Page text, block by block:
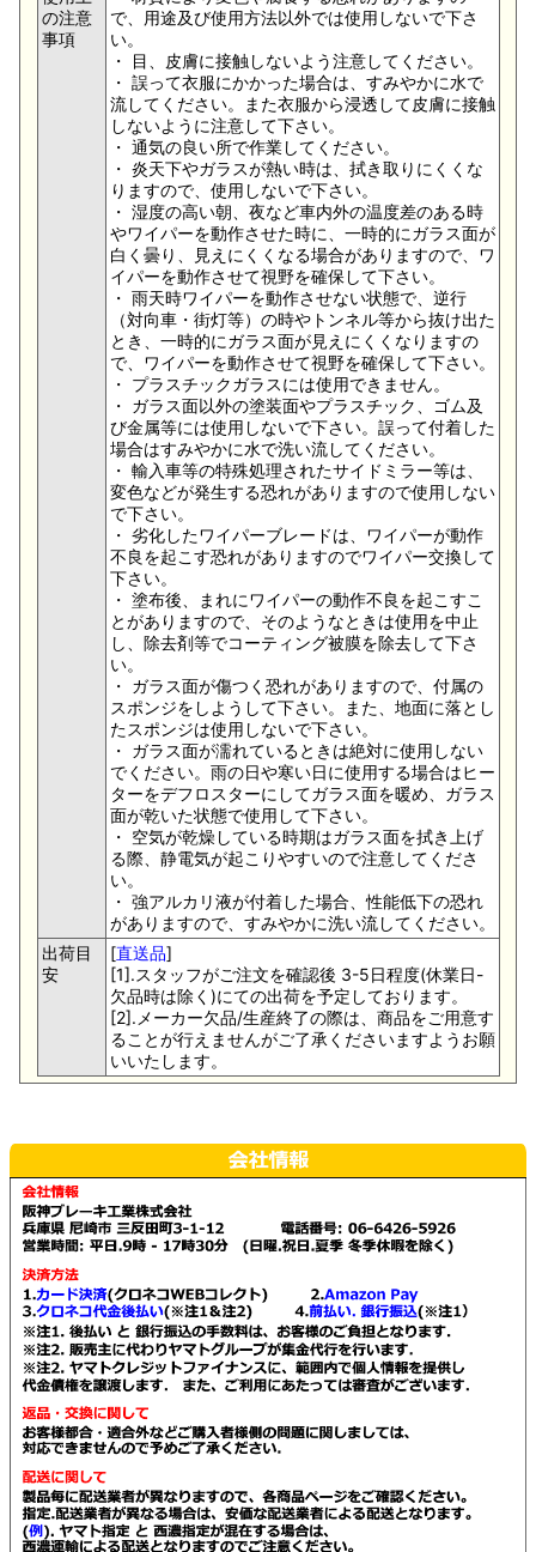
の注意
事項
で、用途及び使用方法以外では使用しないで下さ
い。
・ 目、皮膚に接触しないよう注意してください。
・ 誤って衣服にかかった場合は、すみやかに水で
流してください。また衣服から浸透して皮膚に接触
しないように注意して下さい。
・ 通気の良い所で作業してください。
・ 炎天下やガラスが熱い時は、拭き取りにくくな
りますので、使用しないで下さい。
・ 湿度の高い朝、夜など車内外の温度差のある時
やワイパーを動作させた時に、一時的にガラス面が
白く曇り、見えにくくなる場合がありますので、ワ
イパーを動作させて視野を確保して下さい。
・ 雨天時ワイパーを動作させない状態で、逆行
（対向車・街灯等）の時やトンネル等から抜け出た
とき、一時的にガラス面が見えにくくなりますの
で、ワイパーを動作させて視野を確保して下さい。
・ プラスチックガラスには使用できません。
・ ガラス面以外の塗装面やプラスチック、ゴム及
び金属等には使用しないで下さい。誤って付着した
場合はすみやかに水で洗い流してください。
・ 輸入車等の特殊処理されたサイドミラー等は、
変色などが発生する恐れがありますので使用しない
で下さい。
・ 劣化したワイパーブレードは、ワイパーが動作
不良を起こす恐れがありますのでワイパー交換して
下さい。
・ 塗布後、まれにワイパーの動作不良を起こすこ
とがありますので、そのようなときは使用を中止
し、除去剤等でコーティング被膜を除去して下さ
い。
・ ガラス面が傷つく恐れがありますので、付属の
スポンジをしようして下さい。また、地面に落とし
たスポンジは使用しないで下さい。
・ ガラス面が濡れているときは絶対に使用しない
でください。雨の日や寒い日に使用する場合はヒー
ターをデフロスターにしてガラス面を暖め、ガラス
面が乾いた状態で使用して下さい。
・ 空気が乾燥している時期はガラス面を拭き上げ
る際、静電気が起こりやすいので注意してくださ
い。
・ 強アルカリ液が付着した場合、性能低下の恐れ
がありますので、すみやかに洗い流してください。
出荷目
安
[直送品]
[1].スタッフがご注文を確認後 3-5日程度(休業日-
欠品時は除く)にての出荷を予定しております。
[2].メーカー欠品/生産終了の際は、商品をご用意す
ることが行えませんがご了承くださいますようお願
いいたします。